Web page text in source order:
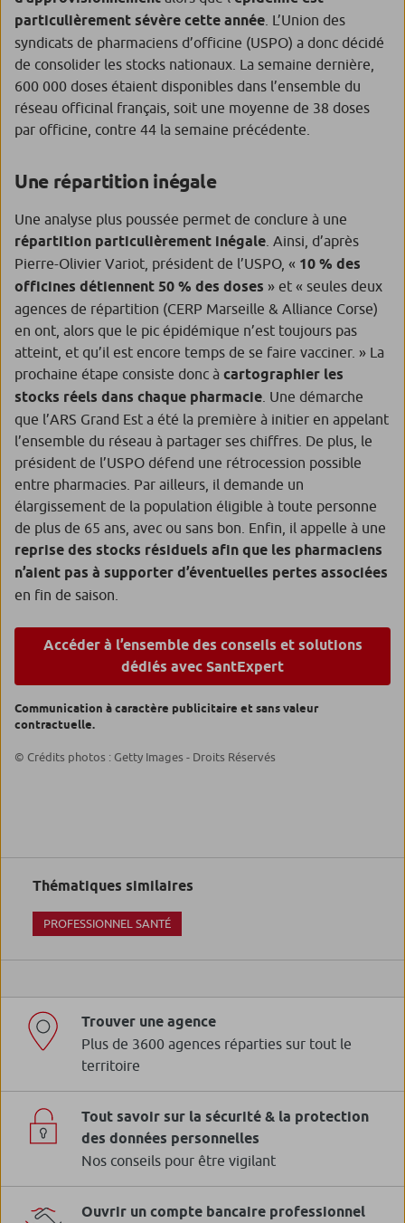
particulièrement sévère cette année . L’Union des
syndicats de pharmaciens d’officine (USPO) a donc décidé
de consolider les stocks nationaux. La semaine dernière,
600 000 doses étaient disponibles dans l’ensemble du
réseau officinal français, soit une moyenne de 38 doses
par officine, contre 44 la semaine précédente.
Une répartition inégale
Une analyse plus poussée permet de conclure à une
répartition particulièrement inégale . Ainsi, d’après
Pierre-Olivier Variot, président de l’USPO, « 10 % des
officines détiennent 50 % des doses » et « seules deux
agences de répartition (CERP Marseille & Alliance Corse)
en ont, alors que le pic épidémique n’est toujours pas
atteint, et qu’il est encore temps de se faire vacciner. » La
prochaine étape consiste donc à cartographier les
stocks réels dans chaque pharmacie . Une démarche
que l’ARS Grand Est a été la première à initier en appelant
l’ensemble du réseau à partager ses chiffres. De plus, le
président de l’USPO défend une rétrocession possible
entre pharmacies. Par ailleurs, il demande un
élargissement de la population éligible à toute personne
de plus de 65 ans, avec ou sans bon. Enfin, il appelle à une
reprise des stocks résiduels afin que les pharmaciens
n’aient pas à supporter d’éventuelles pertes associées
en fin de saison.
Accéder à l’ensemble des conseils et solutions
dédiés avec SantExpert
Communication à caractère publicitaire et sans valeur
contractuelle.
© Crédits photos : Getty Images - Droits Réservés
Thématiques similaires
PROFESSIONNEL SANTÉ
Trouver une agence
Plus de 3600 agences réparties sur tout le
territoire
Tout savoir sur la sécurité & la protection
des données personnelles
Nos conseils pour être vigilant
Ouvrir un compte bancaire professionnel